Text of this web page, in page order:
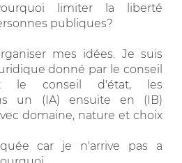
limiter la liberté
publiques?
mes idées. Je suis
donné par le conseil
le conseil d'état, les
un (IA) ensuite en (IB)
domaine, nature et choix
car je n'arrive pas a